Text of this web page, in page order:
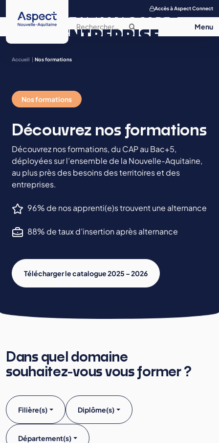
Accès à Aspect Connect
APPRENTISSAGE
ENTREPRISE
SALON DE
CONTACT
Accueil Nos formations
Nos formations
Découvrez nos formations
Découvrez nos formations, du CAP au Bac+5,
déployées sur l’ensemble de la Nouvelle-Aquitaine,
au plus près des besoins des territoires et des
entreprises.
96% de nos apprenti(e)s trouvent une alternance
88% de taux d’insertion après alternance
Télécharger le catalogue 2025 – 2026
Dans quel domaine
souhaitez-vous vous former ?
Filière(s) Diplôme(s)
Département(s)